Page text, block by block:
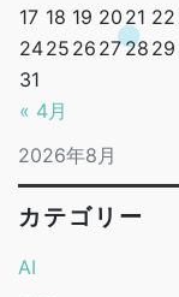
2026年8月
« 4月
17 18 19 20 21 22
2425 26 2728 29
31
カテゴリー
AI